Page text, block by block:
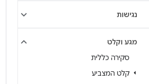
נגישות
מגע וקלט
סקירה כללית
קלט המצביע